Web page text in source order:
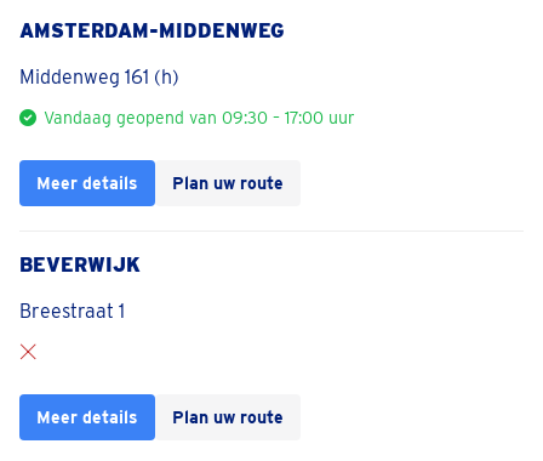
AMSTERDAM-MIDDENWEG
Middenweg 161 (h)
Vandaag geopend van 09:30 – 17:00 uur
Meer details Plan uw route
BEVERWIJK
Breestraat 1
Meer details Plan uw route